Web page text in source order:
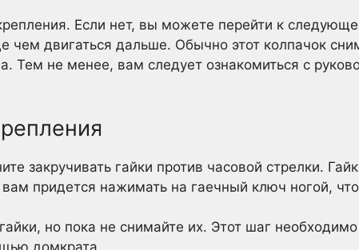
Если нет, вы можете перейти к
чем двигаться дальше. Обычно этот колпачок
Тем не менее, вам следует ознакомиться с
закручивать гайки против часовой стрелки.
придется нажимать на гаечный ключ ногой,
но пока не снимайте их. Этот шаг
домкрата.